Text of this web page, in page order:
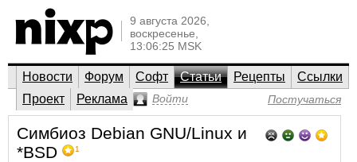
9 августа 2026,
воскресенье,
13:06:25 MSK
Новости Форум Софт Статьи Рецепты
Ссылки
Проект
Реклама Войти Постучаться
Симбиоз Debian GNU/Linux и
*BSD
1